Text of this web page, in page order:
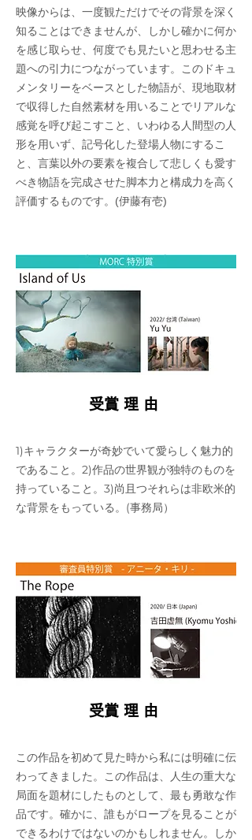
映像からは、一度観ただけでその背景を深く
知ることはできませんが、しかし確かに何か
を感じ取らせ、何度でも見たいと思わせる主
題への引力につながっています。このドキュ
メンタリーをベースとした物語が、現地取材
で収得した自然素材を用いることでリアルな
感覚を呼び起こすこと、いわゆる人間型の人
形を用いず、記号化した登場人物にするこ
と、言葉以外の要素を複合して悲しくも愛す
べき物語を完成させた脚本力と構成力を高く
評価するものです。(伊藤有壱)
​受賞理由
1)キャラクターが奇妙でいて愛らしく魅力的
であること。2)作品の世界観が独特のものを
持っていること。3)尚且つそれらは非欧米的
な背景をもっている。(事務局）
​受賞理由
この作品を初めて見た時から私には明確に伝
わってきました。この作品は、人生の重大な
局面を題材にしたものとして、最も勇敢な作
品です。確かに、誰もがロープを見ることが
できるわけではないのかもしれません。しか